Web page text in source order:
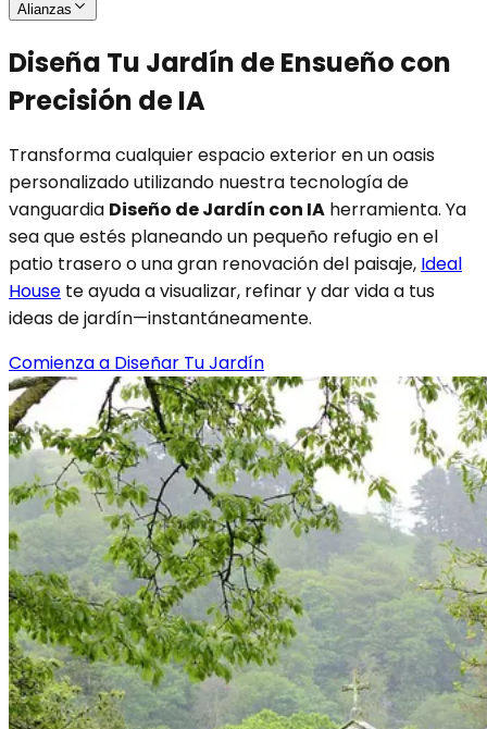
Alianzas
Diseña Tu Jardín de Ensueño con
Precisión de IA
Transforma cualquier espacio exterior en un oasis
personalizado utilizando nuestra tecnología de
vanguardia Diseño de Jardín con IA herramienta. Ya
sea que estés planeando un pequeño refugio en el
patio trasero o una gran renovación del paisaje, Ideal
House te ayuda a visualizar, refinar y dar vida a tus
ideas de jardín—instantáneamente.
Comienza a Diseñar Tu Jardín